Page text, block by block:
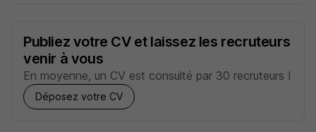
Publiez votre CV et laissez les recruteurs
venir à vous
En moyenne, un CV est consulté par 30 recruteurs !
Déposez votre CV